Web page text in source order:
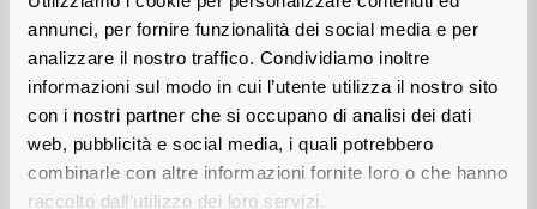
annunci, per fornire funzionalità dei social media e per
analizzare il nostro traffico. Condividiamo inoltre
informazioni sul modo in cui l’utente utilizza il nostro sito
con i nostri partner che si occupano di analisi dei dati
web, pubblicità e social media, i quali potrebbero
combinarle con altre informazioni fornite loro o che hanno
raccolto dall’utilizzo dei loro servizi.
Veneto
La Champagne
Casali 1900
Lambrusco e Spergola
Vini Lombardi
Vini Piemontesi
Vini Pugliesi
Aggiungi
Prezzo piu basso negli ultimi 30
Aggiungi